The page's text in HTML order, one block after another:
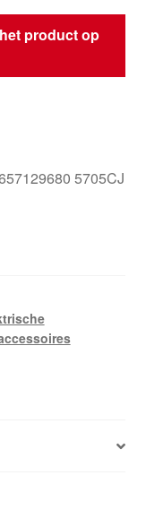
product op
5705CJ